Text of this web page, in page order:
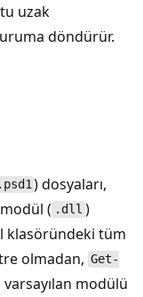
uzak
döndürür.
.psd1) dosyaları,
( .dll )
klasöründeki tüm
olmadan, Get-
modülü